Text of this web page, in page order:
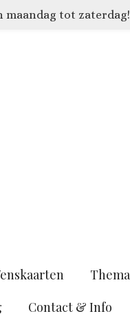
maandag tot zaterdag!
Thema
Contact & Info